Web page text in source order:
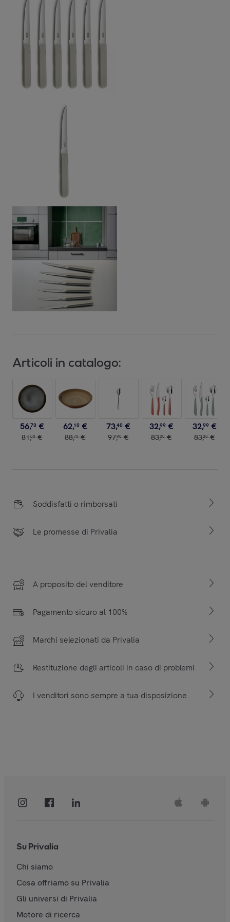
Articoli in catalogo:
56,70 €
81,00 €
62,10 €
88,70 €
73,40 €
97,90 €
32,99 €
83,30 €
32,99 €
83,30 €
Soddisfatti o rimborsati
Le promesse di Privalia
A proposito del venditore
Pagamento sicuro al 100%
Marchi selezionati da Privalia
Restituzione degli articoli in caso di problemi
I venditori sono sempre a tua disposizione
Su Privalia
Chi siamo
Cosa offriamo su Privalia
Gli universi di Privalia
Motore di ricerca